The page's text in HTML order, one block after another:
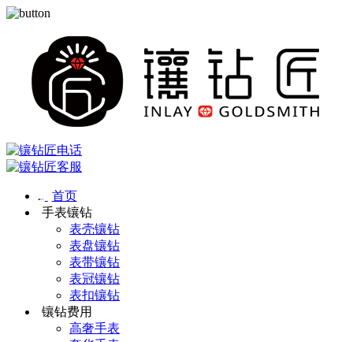
首页
手表镶钻
表壳镶钻
表盘镶钻
表带镶钻
表冠镶钻
表扣镶钻
镶钻费用
高奢手表